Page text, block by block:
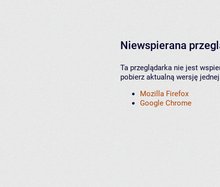
Niewspierana
Ta przeglądarka nie jest
pobierz aktualną wersję
Mozilla Firefox
Google Chrome